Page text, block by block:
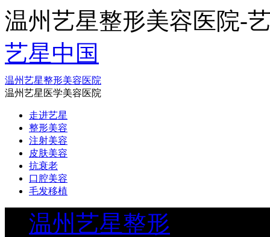
温州艺星整形美容医院-
艺星中国
温州艺星整形美容医院
温州艺星医学美容医院
走进艺星
整形美容
注射美容
皮肤美容
抗衰老
口腔美容
毛发移植
温州艺星整形